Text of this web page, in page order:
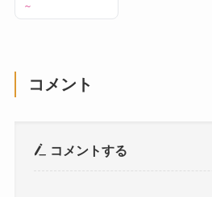
～
コメント
コメントする